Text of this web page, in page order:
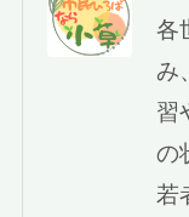
各
み
習
の
若